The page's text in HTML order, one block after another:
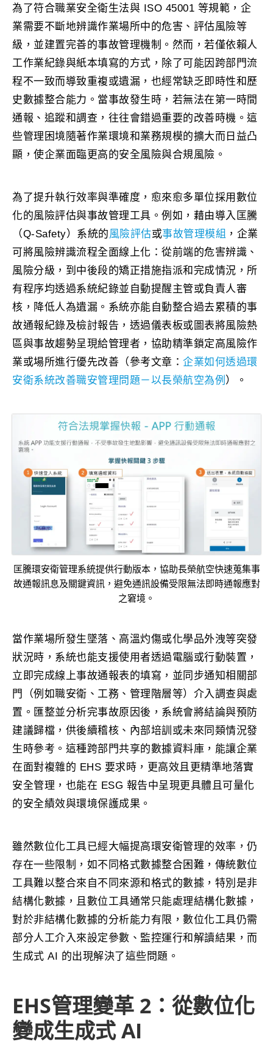
為了符合職業安全衛生法與 ISO 45001 等規範，企
業需要不斷地辨識作業場所中的危害、評估風險等
級，並建置完善的事故管理機制。然而，若僅依賴人
工作業紀錄與紙本填寫的方式，除了可能因跨部門流
程不一致而導致重複或遺漏，也經常缺乏即時性和歷
史數據整合能力。當事故發生時，若無法在第一時間
通報、追蹤和調查，往往會錯過重要的改善時機。這
些管理困境隨著作業環境和業務規模的擴大而日益凸
顯，使企業面臨更高的安全風險與合規風險。
為了提升執行效率與準確度，愈來愈多單位採用數位
化的風險評估與事故管理工具。例如，藉由導入匡騰
（Q-Safety）系統的風險評估或事故管理模組 ，企業
可將風險辨識流程全面線上化：從前端的危害辨識、
風險分級，到中後段的矯正措施指派和完成情況，所
有程序均透過系統紀錄並自動提醒主管或負責人審
核，降低人為遺漏。系統亦能自動整合過去累積的事
故通報紀錄及檢討報告，透過儀表板或圖表將風險熱
區與事故趨勢呈現給管理者，協助精準鎖定高風險作
業或場所進行優先改善（參考文章： 企業如何透過環
安衛系統改善職安管理問題－以長榮航空為例 ）。
匡騰環安衛管理系統提供行動版本，協助長榮航空快速蒐集事
故通報訊息及關鍵資訊，避免通訊設備受限無法即時通報應對
之窘境。
當作業場所發生墜落、高溫灼傷或化學品外洩等突發
狀況時，系統也能支援使用者透過電腦或行動裝置，
立即完成線上事故通報表的填寫，並同步通知相關部
門（例如職安衛、工務、管理階層等）介入調查與處
置。匯整並分析完事故原因後，系統會將結論與預防
建議歸檔，供後續稽核、內部培訓或未來同類情況發
生時參考。這種跨部門共享的數據資料庫，能讓企業
在面對複雜的 EHS 要求時，更高效且更精準地落實
安全管理，也能在 ESG 報告中呈現更具體且可量化
的安全績效與環境保護成果。
雖然數位化工具已經大幅提高環安衛管理的效率，仍
存在一些限制，如不同格式數據整合困難，傳統數位
工具難以整合來自不同來源和格式的數據，特別是非
結構化數據，且數位工具通常只能處理結構化數據，
對於非結構化數據的分析能力有限，數位化工具仍需
部分人工介入來設定參數、監控運行和解讀結果，而
生成式 AI 的出現解決了這些問題。
EHS管理變革 2：從數位化
變成生成式 AI